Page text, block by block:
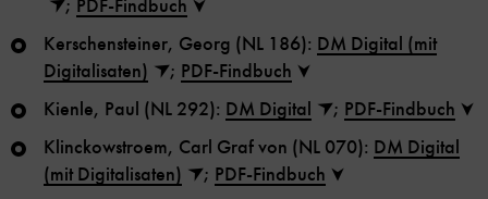
; PDF-Findbuch
Kerschensteiner, Georg (NL 186): DM Digital (mit
Digitalisaten)
; PDF-Findbuch
Kienle, Paul (NL 292): DM Digital ; PDF-Findbuch
Klinckowstroem, Carl Graf von (NL 070): DM Digital
(mit Digitalisaten)
; PDF-Findbuch